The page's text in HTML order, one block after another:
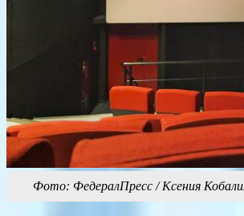
Фото: ФедералПресс / Ксения